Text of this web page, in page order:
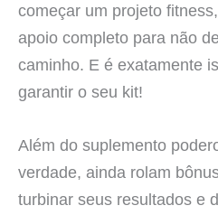
começar um projeto
apoio completo para não
caminho. E é exatamente
garantir o seu kit!
Além do suplemento
verdade, ainda rolam
turbinar seus resultados e